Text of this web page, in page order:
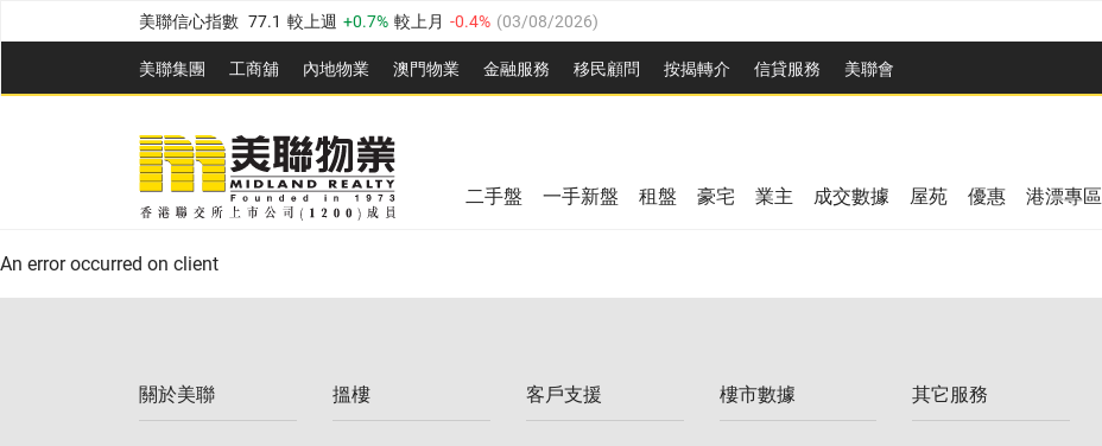
美聯信心指數 77.1 較上週 0.7% 較上月 -0.4% (03/08/2026)
全港樓價指數 149.1 較上週 0% 較上月 0.4% (03/08/2026)
港島樓價指數 157.4 較上週 -0.3% 較上月 -0.8% (03/08/2026)
九龍樓價指數 156.4 較上週 -0.1%
新界樓價指數 134.8 較上週 0.1% 0.9% 03/08/2026
美聯信心指數 77.1 較上週 0.7% 較上月
美聯集團 工商舖 內地物業 澳門物業 金融服務 移民顧問 按揭轉介 信貸服務 美聯會
全港樓價指數 149.1 較上週 0% 較上月
美聯信心指數 較上週 0.7% 03/08/2026)
二手盤 一手新盤 租盤 豪宅 業主 成交數據 屋苑 優惠 港漂專區
An error occurred on client
關於美聯 搵樓 客戶支援 樓市數據 其它服務